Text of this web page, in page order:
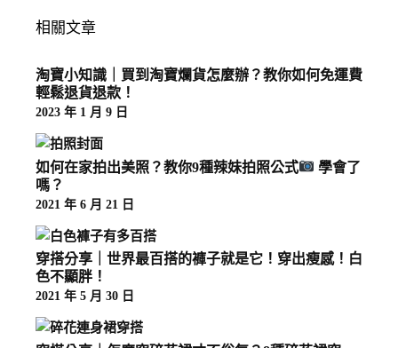
相關文章
淘寶小知識｜買到淘寶爛貨怎麼辦？教你如何免運費
輕鬆退貨退款！
2023 年 1 月 9 日
如何在家拍出美照？教你9種辣妹拍照公式
學會了
嗎？
2021 年 6 月 21 日
穿搭分享｜世界最百搭的褲子就是它！穿出瘦感！白
色不顯胖！
2021 年 5 月 30 日